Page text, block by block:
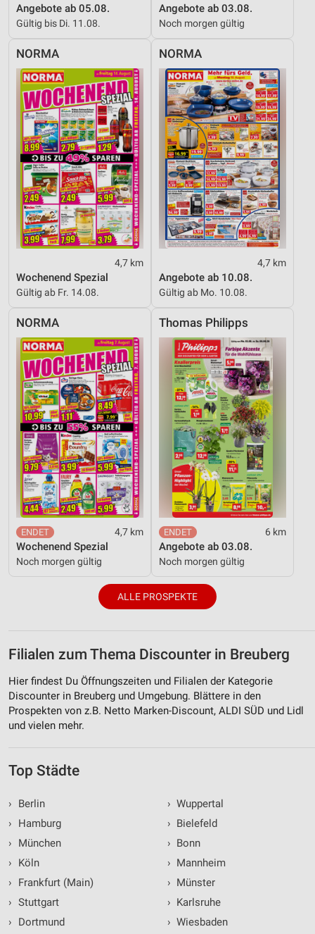
Angebote ab 05.08.
Gültig bis Di. 11.08.
Angebote ab 03.08.
Noch morgen gültig
NORMA
4,7 km
Wochenend Spezial
Gültig ab Fr. 14.08.
NORMA
4,7 km
Angebote ab 10.08.
Gültig ab Mo. 10.08.
NORMA
4,7 km
Wochenend Spezial
Noch morgen gültig
Thomas Philipps
6 km
Angebote ab 03.08.
Noch morgen gültig
ALLE PROSPEKTE
Filialen zum Thema Discounter in Breuberg
Hier findest Du Öffnungszeiten und Filialen der Kategorie
Discounter in Breuberg und Umgebung. Blättere in den
Prospekten von z.B. Netto Marken-Discount, ALDI SÜD und Lidl
und vielen mehr.
Top Städte
›
Berlin
›
Hamburg
›
München
›
Köln
›
Frankfurt (Main)
› Stuttgart
›
Dortmund
› Wuppertal
› Bielefeld
› Bonn
› Mannheim
› Münster
› Karlsruhe
› Wiesbaden